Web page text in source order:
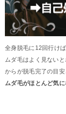
全身脱毛に12回行け
ムダ毛はよく見ない
からが脱毛完了の目安
ムダ毛がほとんど気